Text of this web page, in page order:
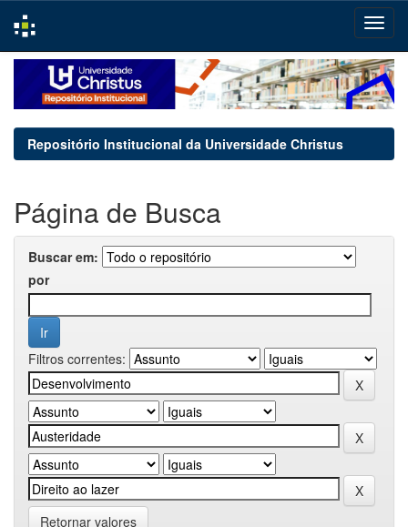
navigation
Repositório Institucional da Universidade Christus
Página de Busca
Buscar em:
por
Filtros correntes:
Retornar valores